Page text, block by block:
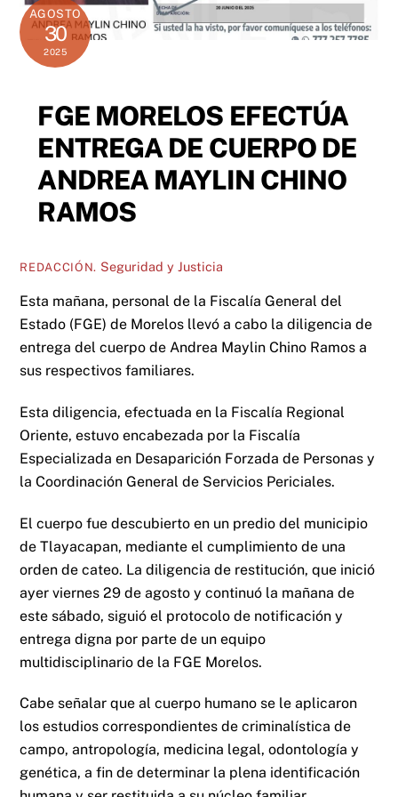
AGOSTO
30
2025
FGE MORELOS EFECTÚA
ENTREGA DE CUERPO DE
ANDREA MAYLIN CHINO
RAMOS
REDACCIÓN. Seguridad y Justicia
Esta mañana, personal de la Fiscalía General del
Estado (FGE) de Morelos llevó a cabo la diligencia de
entrega del cuerpo de Andrea Maylin Chino Ramos a
sus respectivos familiares.
Esta diligencia, efectuada en la Fiscalía Regional
Oriente, estuvo encabezada por la Fiscalía
Especializada en Desaparición Forzada de Personas y
la Coordinación General de Servicios Periciales.
El cuerpo fue descubierto en un predio del municipio
de Tlayacapan, mediante el cumplimiento de una
orden de cateo. La diligencia de restitución, que inició
ayer viernes 29 de agosto y continuó la mañana de
este sábado, siguió el protocolo de notificación y
entrega digna por parte de un equipo
multidisciplinario de la FGE Morelos.
Cabe señalar que al cuerpo humano se le aplicaron
los estudios correspondientes de criminalística de
campo, antropología, medicina legal, odontología y
genética, a fin de determinar la plena identificación